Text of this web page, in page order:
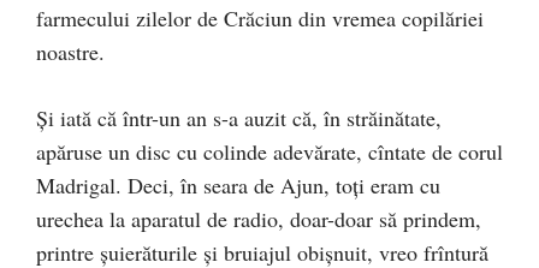
farmecului zilelor de Crăciun din vremea copilăriei
noastre.
Şi iată că într-un an s-a auzit că, în străinătate,
apăruse un disc cu colinde adevărate, cîntate de corul
Madrigal. Deci, în seara de Ajun, toţi eram cu
urechea la aparatul de radio, doar-doar să prindem,
printre şuierăturile şi bruiajul obişnuit, vreo frîntură